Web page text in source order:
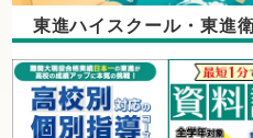
東進ハイスクール・東進